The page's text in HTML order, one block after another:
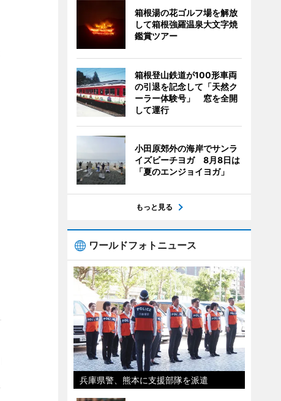
箱根湯の花ゴルフ場を解放
して箱根強羅温泉大文字焼
鑑賞ツアー
箱根登山鉄道が100形車両
の引退を記念して「天然ク
ーラー体験号」 窓を全開
して運行
小田原郊外の海岸でサンラ
イズビーチヨガ 8月8日は
「夏のエンジョイヨガ」
もっと見る
ワールドフォトニュース
兵庫県警、熊本に支援部隊を派遣